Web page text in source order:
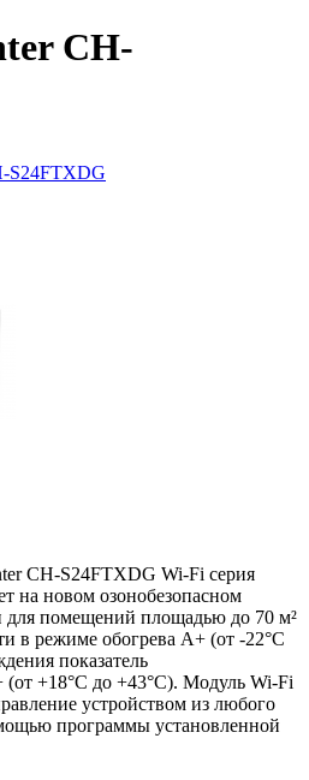
CH-
CH-S24FTXDG Wi-Fi серия
на новом озонобезопасном
для помещений площадью до 70 м²
в режиме обогрева А+ (от -22°С
показатель
(от +18°С до +43°С). Модуль Wi-Fi
устройством из любого
программы установленной